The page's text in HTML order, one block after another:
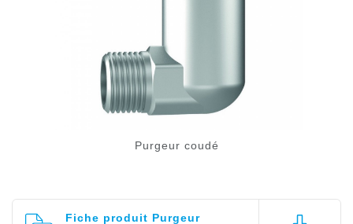
Purgeur coudé
Fiche produit Purgeur